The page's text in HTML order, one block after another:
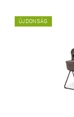
ÚJDONSÁG